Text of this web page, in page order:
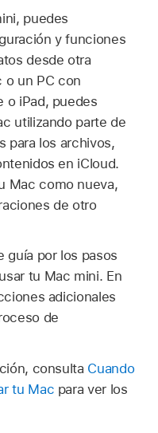
puedes
y funciones
desde otra
o un PC con
o iPad, puedes
utilizando parte de
para los archivos,
en iCloud.
Mac como nueva,
de otro
guía por los pasos
tu Mac mini. En
adicionales
de
consulta Cuando
tu Mac para ver los